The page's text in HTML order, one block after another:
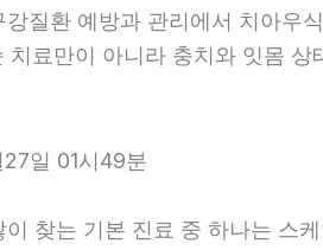
질환 예방과 관리에서 치아우
료만이 아니라 충치와 잇몸
일 01시49분
찾는 기본 진료 중 하나는 스